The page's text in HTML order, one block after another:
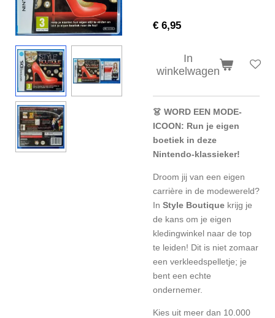
€ 6,95
In
winkelwagen
👗 WORD EEN MODE-
ICOON: Run je eigen
boetiek in deze
Nintendo-klassieker!
Droom jij van een eigen
carrière in de modewereld?
In Style Boutique krijg je
de kans om je eigen
kledingwinkel naar de top
te leiden! Dit is niet zomaar
een verkleedspelletje; je
bent een echte
ondernemer.
Kies uit meer dan 10.000